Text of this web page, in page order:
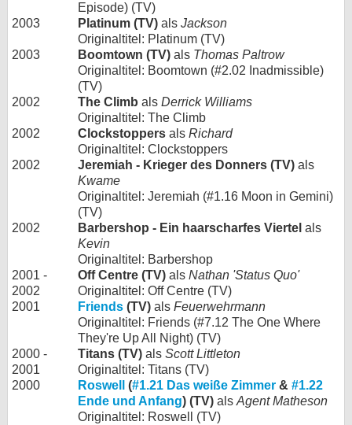
Episode) (TV)
2003
Platinum (TV) als Jackson
Originaltitel: Platinum (TV)
2003
Boomtown (TV) als Thomas Paltrow
Originaltitel: Boomtown (#2.02 Inadmissible)
(TV)
2002
The Climb als Derrick Williams
Originaltitel: The Climb
2002
Clockstoppers als Richard
Originaltitel: Clockstoppers
2002
Jeremiah - Krieger des Donners (TV) als
Kwame
Originaltitel: Jeremiah (#1.16 Moon in Gemini)
(TV)
2002
Barbershop - Ein haarscharfes Viertel als
Kevin
Originaltitel: Barbershop
2001 -
2002
Off Centre (TV) als Nathan 'Status Quo'
Originaltitel: Off Centre (TV)
2001
Friends (TV) als Feuerwehrmann
Originaltitel: Friends (#7.12 The One Where
They're Up All Night) (TV)
2000 -
2001
Titans (TV) als Scott Littleton
Originaltitel: Titans (TV)
2000
Roswell (#1.21 Das weiße Zimmer & #1.22
Ende und Anfang) (TV) als Agent Matheson
Originaltitel: Roswell (TV)